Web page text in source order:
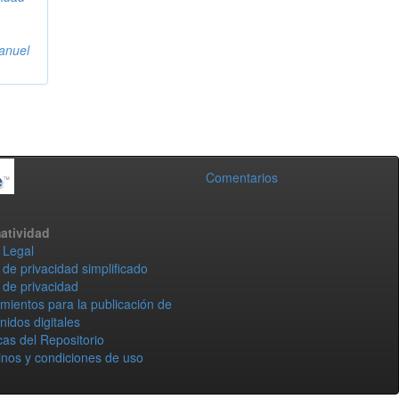
Comentarios
privacidad simplificado
privacidad
para la publicación de
digitales
del Repositorio
y condiciones de uso